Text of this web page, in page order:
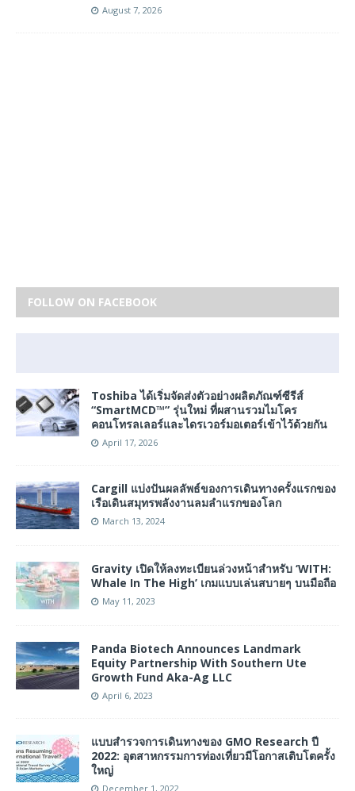
August 7, 2026
FOLLOW ON FACEBOOK
Toshiba ได้เริ่มจัดส่งตัวอย่างผลิตภัณฑ์ซีรีส์
“SmartMCD™” รุ่นใหม่ ที่ผสานรวมไมโคร
คอนโทรลเลอร์และไดรเวอร์มอเตอร์เข้าไว้ด้วยกัน
April 17, 2026
Cargill แบ่งปันผลลัพธ์ของการเดินทางครั้งแรกของ
เรือเดินสมุทรพลังงานลมลําแรกของโลก
March 13, 2024
Gravity เปิดให้ลงทะเบียนล่วงหน้าสำหรับ ‘WITH:
Whale In The High’ เกมแบบเล่นสบายๆ บนมือถือ
May 11, 2023
Panda Biotech Announces Landmark
Equity Partnership With Southern Ute
Growth Fund Aka-Ag LLC
April 6, 2023
แบบสำรวจการเดินทางของ GMO Research ปี
2022: อุตสาหกรรมการท่องเที่ยวมีโอกาสเติบโตครั้ง
ใหญ่
December 1, 2022